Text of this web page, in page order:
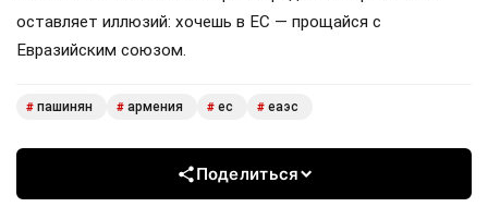
оставляет иллюзий: хочешь в ЕС — прощайся с
Евразийским союзом.
# пашинян # армения # ес # еаэс
Поделиться